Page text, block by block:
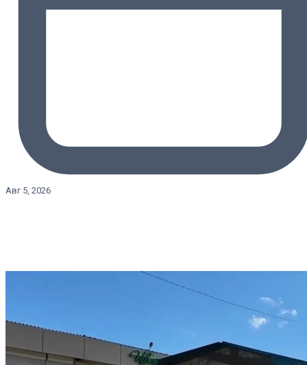
Авг 5, 2026